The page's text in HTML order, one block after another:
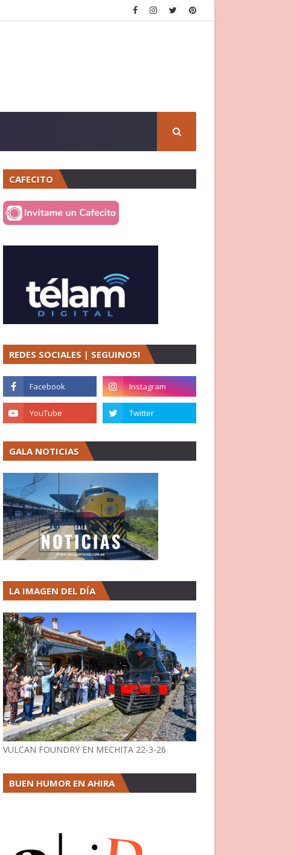
CAFECITO
REDES SOCIALES | SEGUINOS!
GALA NOTICIAS
LA IMAGEN DEL DÍA
VULCAN FOUNDRY EN MECHITA 22-3-26
BUEN HUMOR EN AHIRA